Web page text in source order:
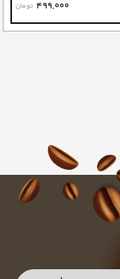
499,000 تومان